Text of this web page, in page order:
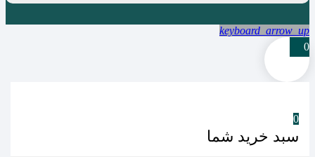
keyboard_arrow_up
0
0
سبد خرید شما